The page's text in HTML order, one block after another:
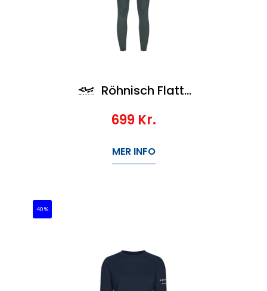
Röhnisch Flattering High Waist Tights
699 Kr.
MER INFO
40%